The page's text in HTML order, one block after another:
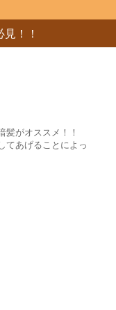
！！
髪がオススメ！！
てあげることによっ